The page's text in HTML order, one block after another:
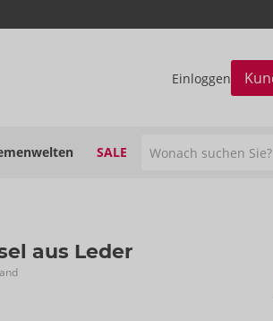
Einloggen
SALE
aus Leder